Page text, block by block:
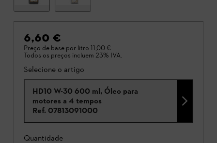
6,60 €
Preço de base por litro 11,00 €
Todos os preços incluem 23% IVA.
Selecione o artigo
HD10 W-30 600 ml, Óleo para
motores a 4 tempos
Ref. 07813091000
Quantidade